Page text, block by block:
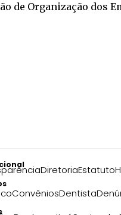
de Organização dos
DiretoriaEstatuto
ConvêniosDentista